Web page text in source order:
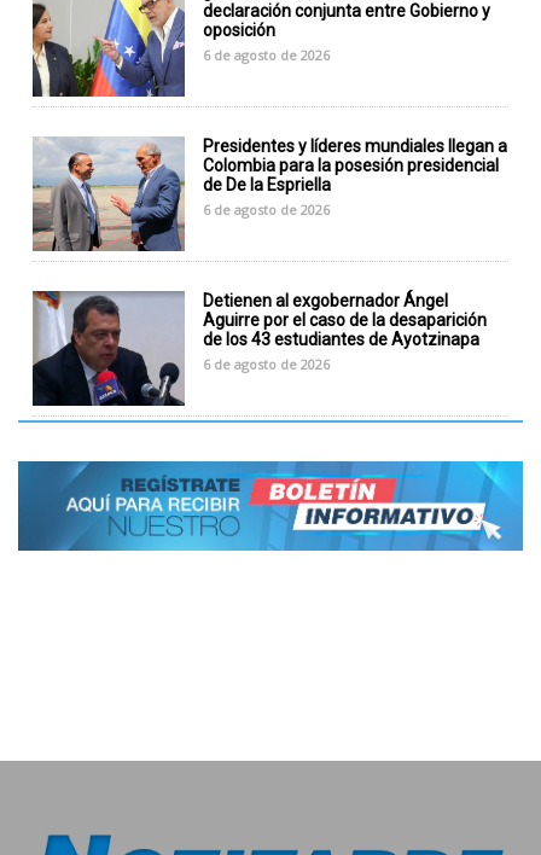
declaración conjunta entre Gobierno y
oposición
6 de agosto de 2026
Presidentes y líderes mundiales llegan a
Colombia para la posesión presidencial
de De la Espriella
6 de agosto de 2026
Detienen al exgobernador Ángel
Aguirre por el caso de la desaparición
de los 43 estudiantes de Ayotzinapa
6 de agosto de 2026